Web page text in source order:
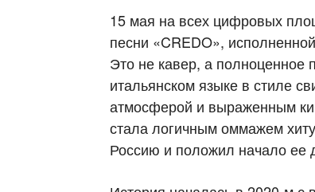
15 мая на всех цифровых
песни «CREDO»,
Это не кавер, а полноценное
итальянском языке в стиле
атмосферой и выраженным
стала логичным оммажем
Россию и положил начало ее